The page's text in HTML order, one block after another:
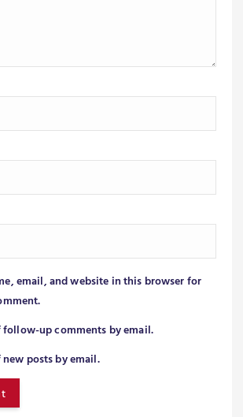
email, and website in this browser for
up comments by email.
posts by email.